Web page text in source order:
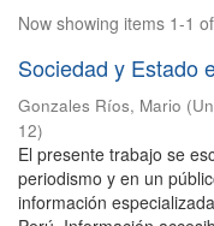
Now showing items 1-1
Sociedad y Estado
Gonzales Ríos, Mario (
12)
El presente trabajo se
periodismo y en un
información